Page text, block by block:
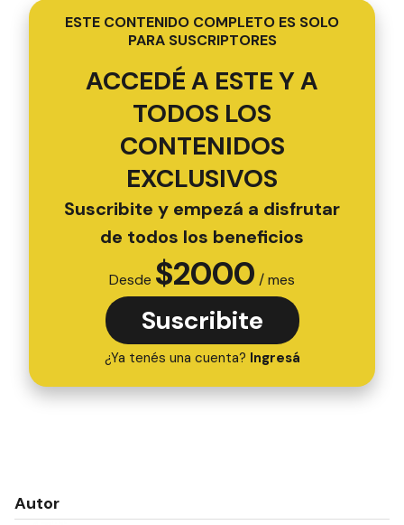
ESTE CONTENIDO COMPLETO ES SOLO
PARA SUSCRIPTORES
ACCEDÉ A ESTE Y A
TODOS LOS
CONTENIDOS
EXCLUSIVOS
Suscribite y empezá a disfrutar
de todos los beneficios
Desde $2000 / mes
Suscribite
¿Ya tenés una cuenta? Ingresá
Autor